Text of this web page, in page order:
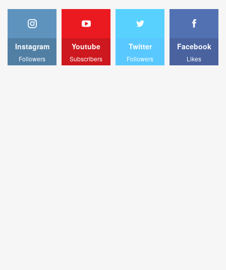
Facebook
Likes
Twitter
Followers
Youtube
Subscribers
Instagram
Followers